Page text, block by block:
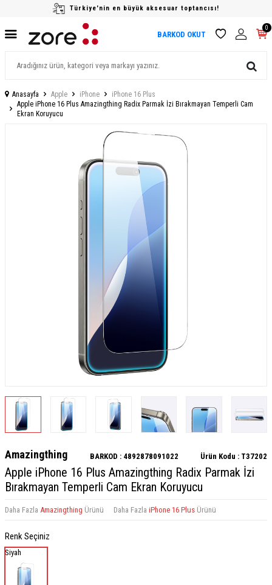
Türkiye'nin en büyük aksesuar toptancısı!
BARKOD OKUT
0
Anasayfa Apple iPhone
iPhone 16 Plus
Apple iPhone 16 Plus Amazingthing Radix Parmak İzi Bırakmayan Temperli Cam
Ekran Koruyucu
Amazingthing BARKOD : 4892878091022 Ürün Kodu : T37202
Apple iPhone 16 Plus Amazingthing Radix Parmak İzi
Bırakmayan Temperli Cam Ekran Koruyucu
Daha Fazla Amazingthing Ürünü Daha Fazla iPhone 16 Plus Ürünü
Renk Seçiniz
Siyah